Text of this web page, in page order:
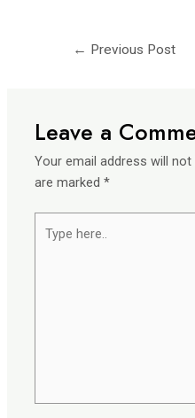
← Previous Post
Leave a
Your email address will not
are marked*
here..